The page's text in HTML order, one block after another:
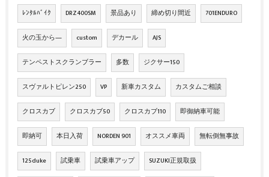
ﾚﾝﾀﾙﾊﾞｲｸ DRZ400SM 景品あり 締め切り間近 701ENDURO
火の玉から― custom デカール AJS
テンペストスクランブラー 多数 ジクサー150
スヴァルトピレン250 VP 新車カスタム カスタムご相談
クロスカブ クロスカブ50 クロスカブ110 即御納車可能
即納可 本日入荷 NORDEN 901 オススメ車両 無転倒無事故
125duke 試乗車 試乗車アップ SUZUKI正規取扱